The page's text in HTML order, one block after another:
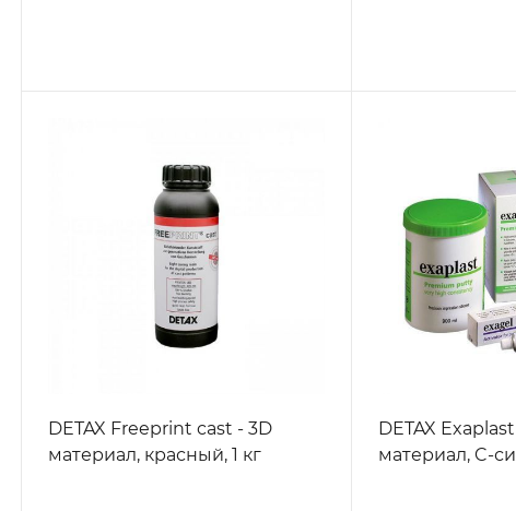
DETAX Freeprint cast - 3D
материал, красный, 1 кг
DETAX
материал, C-